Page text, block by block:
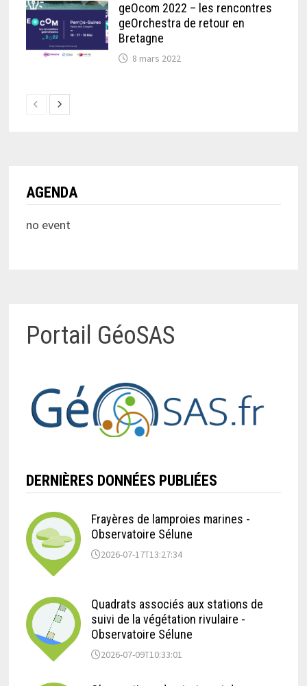
geOcom 2022 – les rencontres
geOrchestra de retour en
Bretagne
8 mars 2022
AGENDA
no event
Portail GéoSAS
DERNIÈRES DONNÉES PUBLIÉES
Frayères de lamproies marines -
Observatoire Sélune
2026-07-17T13:27:34
Quadrats associés aux stations de
suivi de la végétation rivulaire -
Observatoire Sélune
2026-07-09T10:33:01